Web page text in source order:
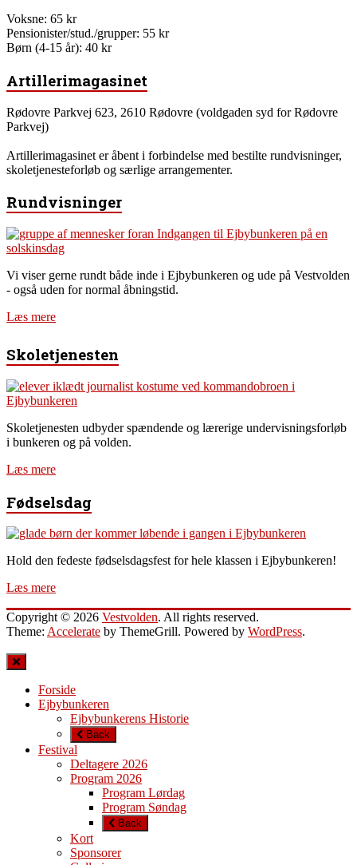
Voksne: 65 kr
Pensionister/stud./grupper: 55 kr
Børn (4-15 år): 40 kr
Artillerimagasinet
Rødovre Parkvej 623, 2610 Rødovre (voldgaden syd for Rødovre
Parkvej)
Artillerimagasinet er åbent i forbindelse med bestilte rundvisninger,
skoletjenesteforløb og særlige arrangementer.
Rundvisninger
Vi viser gerne rundt både inde i Ejbybunkeren og ude på Vestvolden
- også uden for normal åbningstid.
Læs mere
Skoletjenesten
Skoletjenesten udbyder spændende og lærerige undervisningsforløb
i bunkeren og på volden.
Læs mere
Fødselsdag
Hold den fedeste fødselsdagsfest for hele klassen i Ejbybunkeren!
Læs mere
Copyright © 2026 Vestvolden. All rights reserved.
Theme: Accelerate by ThemeGrill. Powered by WordPress.
Forside
Ejbybunkeren
Ejbybunkerens Historie
Back
Festival
Deltagere 2026
Program 2026
Program Lørdag
Program Søndag
Back
Kort
Sponsorer